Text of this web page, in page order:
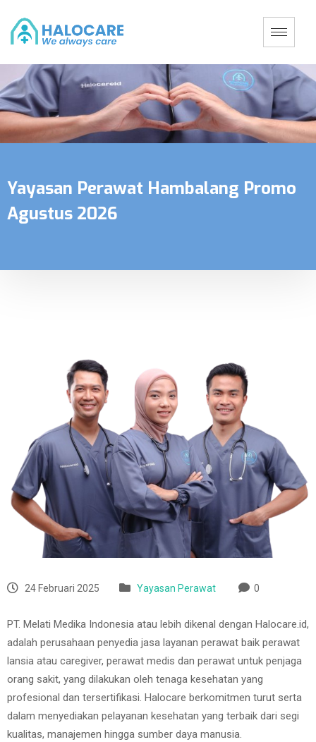
Yayasan Perawat Hambalang Promo
Agustus 2026
24 Februari 2025 Yayasan Perawat 0
PT. Melati Medika Indonesia atau lebih dikenal dengan Halocare.id,
adalah perusahaan penyedia jasa layanan perawat baik perawat
lansia atau caregiver, perawat medis dan perawat untuk penjaga
orang sakit, yang dilakukan oleh tenaga kesehatan yang
profesional dan tersertifikasi. Halocare berkomitmen turut serta
dalam menyediakan pelayanan kesehatan yang terbaik dari segi
kualitas, manajemen hingga sumber daya manusia.